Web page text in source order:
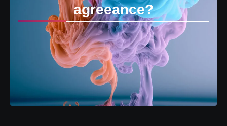
agreeance?